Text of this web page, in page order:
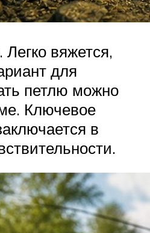
вяжется,
для
петлю можно
Ключевое
в